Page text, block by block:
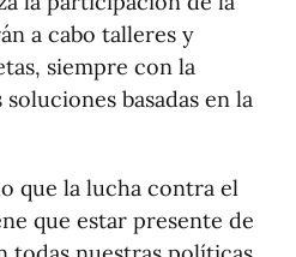
a cabo talleres y
siempre con la
basadas en la
que la lucha contra el
que estar presente de